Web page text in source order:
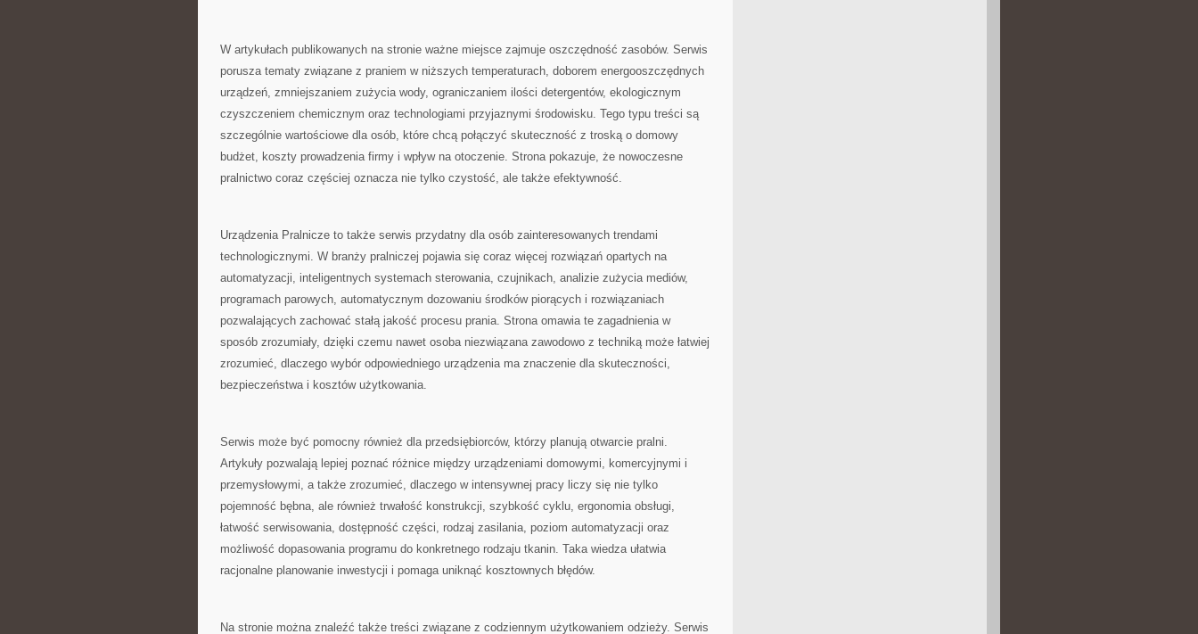
W artykułach publikowanych na stronie ważne miejsce zajmuje oszczędność zasobów. Serwis
porusza tematy związane z praniem w niższych temperaturach, doborem energooszczędnych
urządzeń, zmniejszaniem zużycia wody, ograniczaniem ilości detergentów, ekologicznym
czyszczeniem chemicznym oraz technologiami przyjaznymi środowisku. Tego typu treści są
szczególnie wartościowe dla osób, które chcą połączyć skuteczność z troską o domowy
budżet, koszty prowadzenia firmy i wpływ na otoczenie. Strona pokazuje, że nowoczesne
pralnictwo coraz częściej oznacza nie tylko czystość, ale także efektywność.
Urządzenia Pralnicze to także serwis przydatny dla osób zainteresowanych trendami
technologicznymi. W branży pralniczej pojawia się coraz więcej rozwiązań opartych na
automatyzacji, inteligentnych systemach sterowania, czujnikach, analizie zużycia mediów,
programach parowych, automatycznym dozowaniu środków piorących i rozwiązaniach
pozwalających zachować stałą jakość procesu prania. Strona omawia te zagadnienia w
sposób zrozumiały, dzięki czemu nawet osoba niezwiązana zawodowo z techniką może łatwiej
zrozumieć, dlaczego wybór odpowiedniego urządzenia ma znaczenie dla skuteczności,
bezpieczeństwa i kosztów użytkowania.
Serwis może być pomocny również dla przedsiębiorców, którzy planują otwarcie pralni.
Artykuły pozwalają lepiej poznać różnice między urządzeniami domowymi, komercyjnymi i
przemysłowymi, a także zrozumieć, dlaczego w intensywnej pracy liczy się nie tylko
pojemność bębna, ale również trwałość konstrukcji, szybkość cyklu, ergonomia obsługi,
łatwość serwisowania, dostępność części, rodzaj zasilania, poziom automatyzacji oraz
możliwość dopasowania programu do konkretnego rodzaju tkanin. Taka wiedza ułatwia
racjonalne planowanie inwestycji i pomaga uniknąć kosztownych błędów.
Na stronie można znaleźć także treści związane z codziennym użytkowaniem odzieży. Serwis